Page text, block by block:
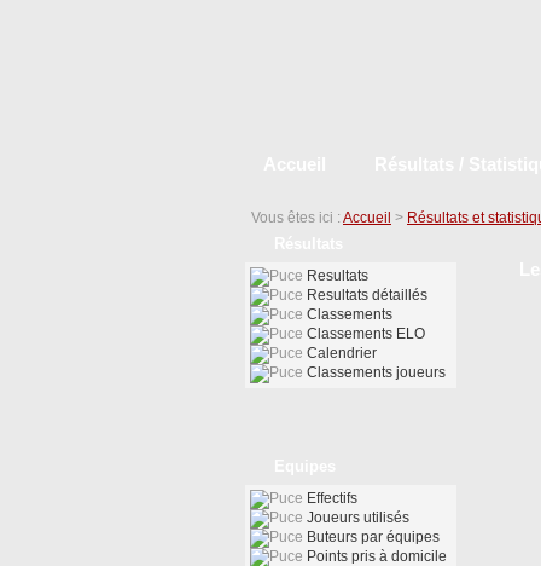
Vous êtes ici : Accueil > Résultats et
Resultats
Resultats détaillés
Classements
Classements ELO
Calendrier
Classements joueurs
Effectifs
Joueurs utilisés
Buteurs par équipes
Points pris à domicile